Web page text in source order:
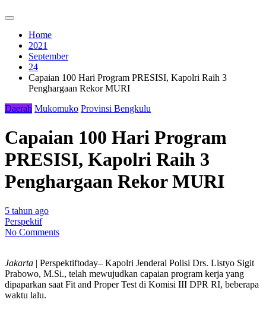
Home
2021
September
24
Capaian 100 Hari Program PRESISI, Kapolri Raih 3
Penghargaan Rekor MURI
Daerah Mukomuko Provinsi Bengkulu
Capaian 100 Hari Program
PRESISI, Kapolri Raih 3
Penghargaan Rekor MURI
5 tahun ago
Perspektif
No Comments
Jakarta | Perspektiftoday– Kapolri Jenderal Polisi Drs. Listyo Sigit
Prabowo, M.Si., telah mewujudkan capaian program kerja yang
dipaparkan saat Fit and Proper Test di Komisi III DPR RI, beberapa
waktu lalu.